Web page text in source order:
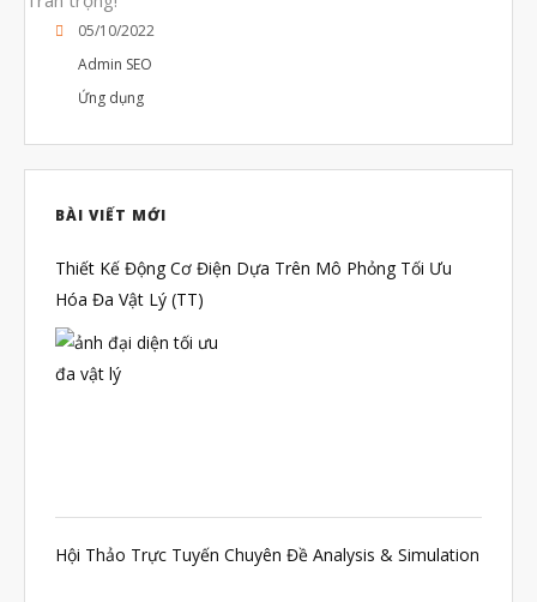
Tháng Tư 2022
Tháng Một 2022
Tháng Bảy 2021
Tháng Sáu 2021
05/10/2022
Admin SEO
Ứng dụng
BÀI VIẾT MỚI
Thiết Kế Động Cơ Điện Dựa Trên Mô Phỏng Tối Ưu
Hóa Đa Vật Lý (TT)
Hội Thảo Trực Tuyến Chuyên Đề Analysis & Simulation